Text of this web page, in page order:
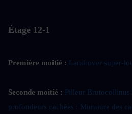
Étage 12-1
Première moitié : Landrover super-
Seconde moitié : Pilleur Brutocollinus
profondeurs cachées : Murmure des